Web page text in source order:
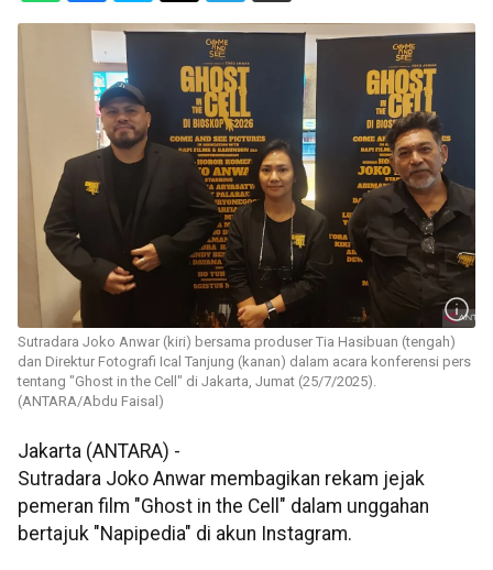
Sutradara Joko Anwar (kiri) bersama produser Tia Hasibuan (tengah)
dan Direktur Fotografi Ical Tanjung (kanan) dalam acara konferensi pers
tentang "Ghost in the Cell" di Jakarta, Jumat (25/7/2025).
(ANTARA/Abdu Faisal)
Jakarta (ANTARA) -
Sutradara Joko Anwar membagikan rekam jejak
pemeran film "Ghost in the Cell" dalam unggahan
bertajuk "Napipedia" di akun Instagram.